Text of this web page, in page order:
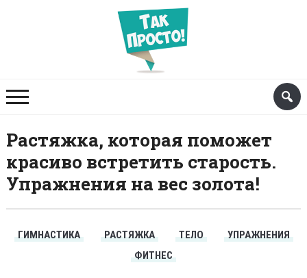
Растяжка, которая поможет
красиво встретить старость.
Упражнения на вес золота!
ГИМНАСТИКА РАСТЯЖКА ТЕЛО
УПРАЖНЕНИЯ
ФИТНЕС